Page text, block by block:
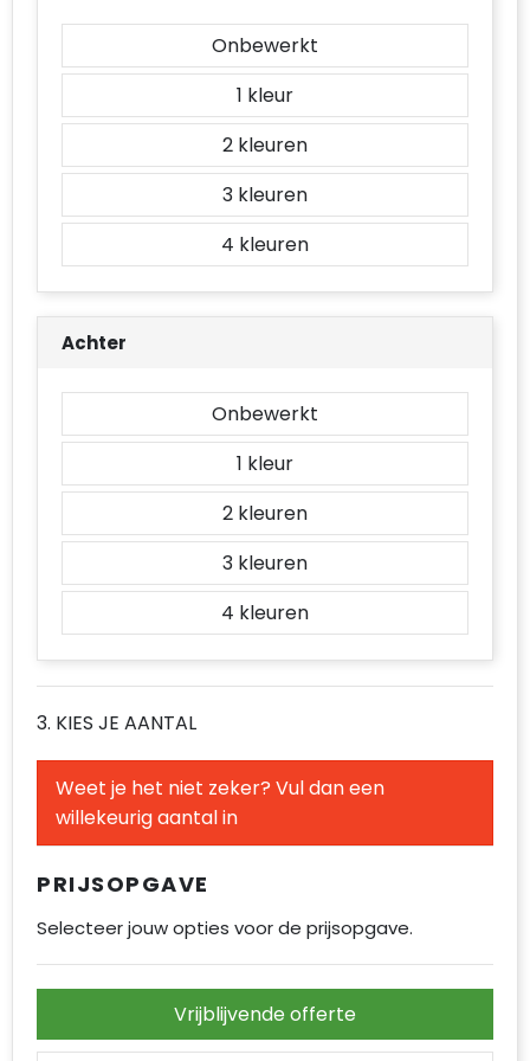
Accessoires voor tassen
Duffeltassen
Aktetassen
Waterbestendige tassen
Opvouwbare tassen
Goodiebags
Onbewerkt
1
2
3
4
Achter
Onbewerkt
1
2
3
4
3. KIES JE AANTAL
Weet je het niet zeker? Vul dan een
willekeurig aantal in
PRIJSOPGAVE
Selecteer jouw opties voor de prijsopgave.
Vrijblijvende offerte